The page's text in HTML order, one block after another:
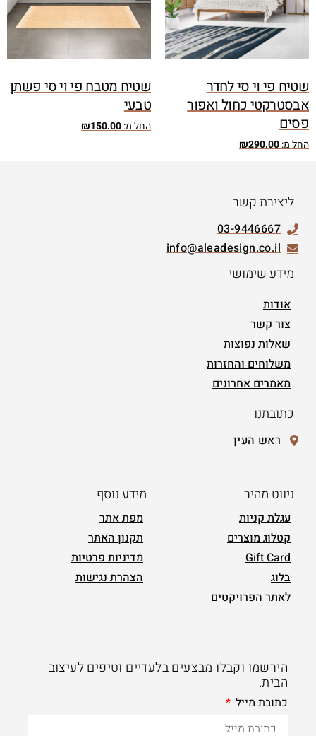
שטיח פי וי סי לחדר
אבסטרקטי כחול ואפור
פסים
החל מ: ₪290.00
שטיח מטבח פי וי סי פשתן
טבעי
החל מ: ₪150.00
ליצירת קשר
03-9446667
info@aleadesign.co.il
מידע שימושי
אודות
צור קשר
שאלות נפוצות
משלוחים והחזרות
מאמרים אחרונים
כתובתנו
ראש העין
ניווט מהיר
עגלת קניות
קטלוג מוצרים
Gift Card
בלוג
לאתר הפרויקטים
מידע נוסף
מפת אתר
תקנון האתר
מדיניות פרטיות
הצהרת נגישות
הירשמו וקבלו מבצעים בלעדיים וטיפים לעיצוב
הבית.
כתובת מייל